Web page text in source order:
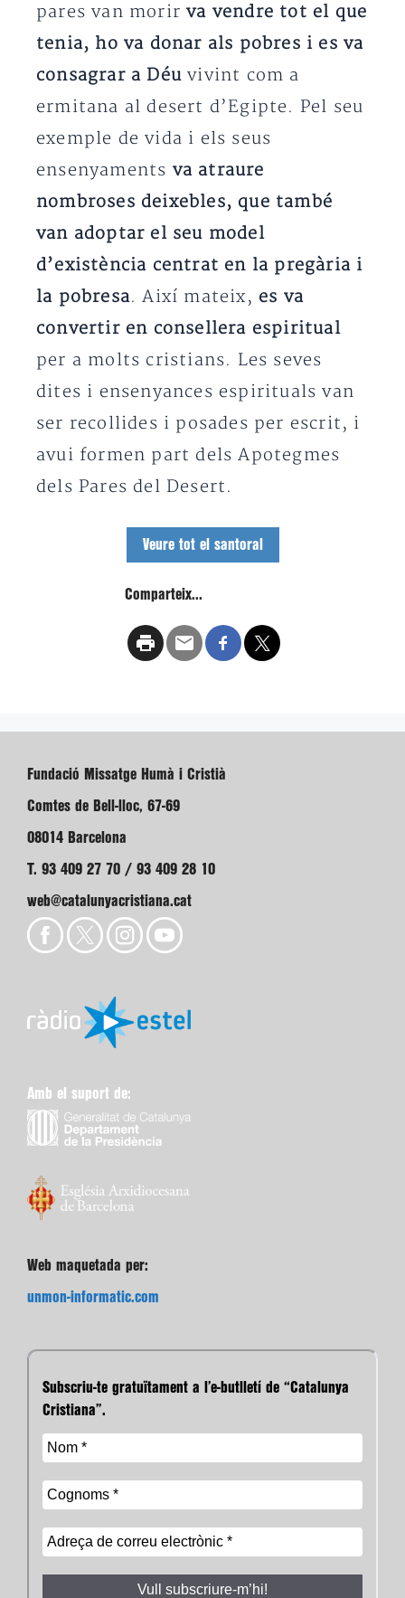
pares van morirva vendre tot el que
tenia, ho va donar als pobres i es va
consagrar a Déu vivint com a
ermitana al desert d’Egipte. Pel seu
exemple de vida i els seus
ensenyaments va atraure
nombroses deixebles, que també
van adoptar el seu model
d’existència centrat en la pregària i
la pobresa. Així mateix, es va
convertir en consellera espiritual
per a molts cristians. Les seves
dites i ensenyances espirituals van
ser recollides i posades per escrit, i
avui formen part dels Apotegmes
dels Pares del Desert.
Veure tot el santoral
Comparteix...
Fundació Missatge Humà i Cristià
Comtes de Bell-lloc, 67-69
08014 Barcelona
T. 93 409 27 70 / 93 409 28 10
web@catalunyacristiana.cat
Amb el suport de:
Web maquetada per:
unmon-informatic.com
Subscriu-te gratuïtament a l’e-butlletí de “Catalunya
Cristiana”.